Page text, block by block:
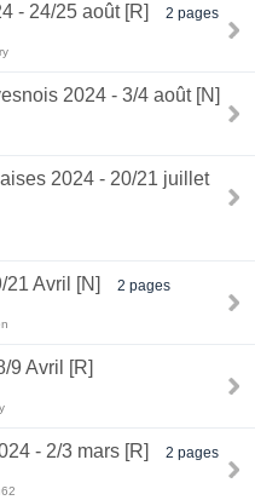
- 24/25 août [R] 2 pages
2024 - 3/4 août [N]
2024 - 20/21 juillet
21 Avril [N] 2 pages
9 Avril [R]
- 2/3 mars [R] 2 pages